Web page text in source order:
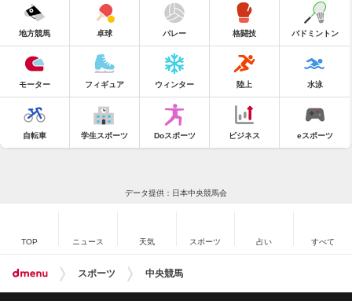
地方競馬 卓球 バレー 格闘技 バドミントン
モーター フィギュア ウィンター 陸上 水泳
自転車 学生スポーツ Doスポーツ ビジネス eスポーツ
データ提供：日本中央競馬会
TOP ニュース 天気 スポーツ 占い すべて
スポーツ 中央競馬